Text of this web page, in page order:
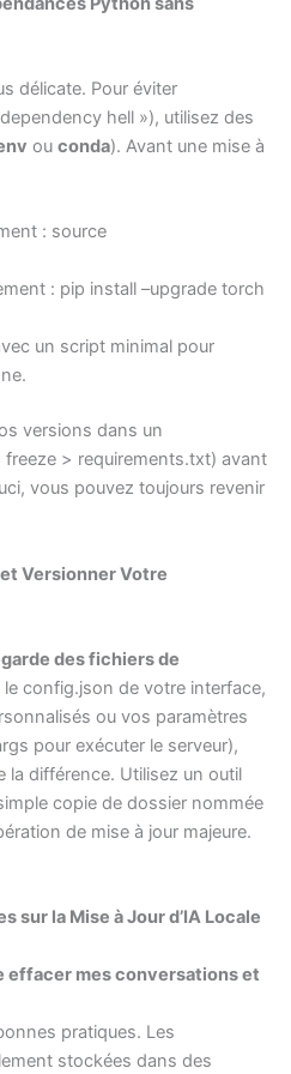
délicate. Pour éviter
hell »), utilisez des
ou conda). Avant une mise à
: source
: pip install –upgrade torch
un script minimal pour
versions dans un
> requirements.txt) avant
vous pouvez toujours revenir
Versionner Votre
des fichiers de
le config.json de votre interface,
ou vos paramètres
pour exécuter le serveur),
différence. Utilisez un outil
copie de dossier nommée
de mise à jour majeure.
sur la Mise à Jour d’IA Locale
effacer mes conversations et
pratiques. Les
stockées dans des